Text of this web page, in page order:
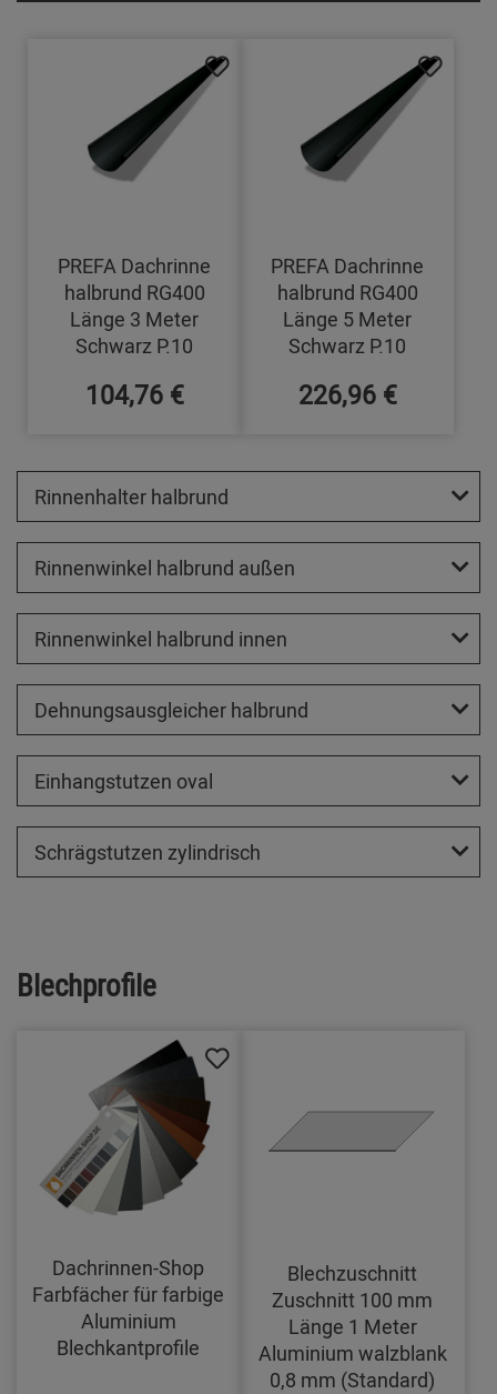
PREFA Dachrinne
halbrund RG400
Länge 3 Meter
Schwarz P.10
104,76 €
PREFA Dachrinne
halbrund RG400
Länge 5 Meter
Schwarz P.10
226,96 €
Rinnenhalter halbrund
Rinnenwinkel halbrund außen
Rinnenwinkel halbrund innen
Dehnungsausgleicher halbrund
Einhangstutzen oval
Schrägstutzen zylindrisch
Blechprofile
Dachrinnen-Shop
Farbfächer für farbige
Aluminium
Blechkantprofile
Blechzuschnitt
Zuschnitt 100 mm
Länge 1 Meter
Aluminium walzblank
0,8 mm (Standard)